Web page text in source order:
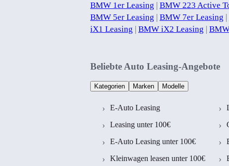
BMW 1er Leasing | BMW 223 Active
BMW 5er Leasing | BMW 7er Leasing |
iX1 Leasing | BMW iX2 Leasing |
Beliebte Auto Leasing-Angebote
Kategorien Marken Modelle
E-Auto Leasing
Leasing unter 100€
E-Auto Leasing unter 100€
Kleinwagen leasen unter 100€